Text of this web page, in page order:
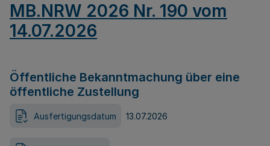
MB.NRW 2026 Nr. 190 vom
14.07.2026
Öffentliche Bekanntmachung über eine
öffentliche Zustellung
Ausfertigungsdatum 13.07.2026